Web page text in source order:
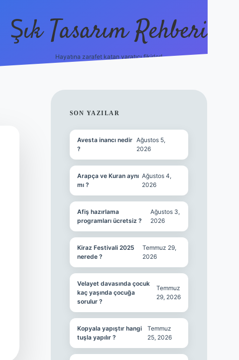
Şık Tasarım Rehberi
Hayatına zarafet katan yaratıcı fikirler!
SIDEBAR
SON YAZILAR
Avesta inancı nedir
?
Ağustos 5,
2026
Arapça ve Kuran aynı
mı ?
Ağustos 4,
2026
Afiş hazırlama
programları ücretsiz ?
Ağustos 3,
2026
Kiraz Festivali 2025
nerede ?
Temmuz 29,
2026
Velayet davasında çocuk
kaç yaşında çocuğa
sorulur ?
Temmuz
29, 2026
Kopyala yapıştır hangi
tuşla yapılır ?
Temmuz
25, 2026
vdcasino giriş